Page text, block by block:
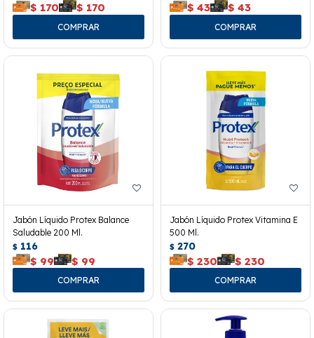
$ 170 $ 170 $ 43 $ 43
Jabón Líquido Protex Balance
Saludable 200 Ml.
$ 116
$ 99 $ 99
Jabón Líquido Protex Vitamina E
500 Ml.
$ 270
$ 230 $ 230